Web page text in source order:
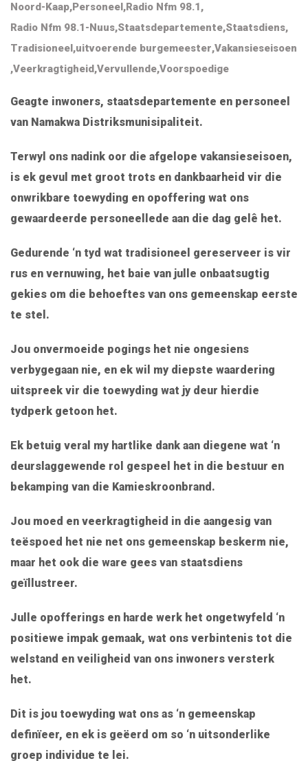
Noord-Kaap,Personeel ,Radio Nfm 98.1 ,
Radio Nfm 98.1-Nuus,Staatsdepartemente,Staatsdiens,
Tradisioneel ,uitvoerende burgemeester,Vakansieseisoen
,Veerkragtigheid ,Vervullende,Voorspoedige
Geagte inwoners, staatsdepartemente en personeel
van Namakwa Distriksmunisipaliteit.
Terwyl ons nadink oor die afgelope vakansieseisoen,
is ek gevul met groot trots en dankbaarheid vir die
onwrikbare toewyding en opoffering wat ons
gewaardeerde personeellede aan die dag gelê het.
Gedurende ‘n tyd wat tradisioneel gereserveer is vir
rus en vernuwing, het baie van julle onbaatsugtig
gekies om die behoeftes van ons gemeenskap eerste
te stel.
Jou onvermoeide pogings het nie ongesiens
verbygegaan nie, en ek wil my diepste waardering
uitspreek vir die toewyding wat jy deur hierdie
tydperk getoon het.
Ek betuig veral my hartlike dank aan diegene wat ‘n
deurslaggewende rol gespeel het in die bestuur en
bekamping van die Kamieskroonbrand.
Jou moed en veerkragtigheid in die aangesig van
teëspoed het nie net ons gemeenskap beskerm nie,
maar het ook die ware gees van staatsdiens
geïllustreer.
Julle opofferings en harde werk het ongetwyfeld ‘n
positiewe impak gemaak, wat ons verbintenis tot die
welstand en veiligheid van ons inwoners versterk
het.
Dit is jou toewyding wat ons as ‘n gemeenskap
definïeer, en ek is geëerd om so ‘n uitsonderlike
groep individue te lei.